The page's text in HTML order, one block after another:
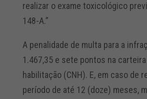
realizar o exame toxicológico
148-A.”
A penalidade de multa para a
1.467,35 e sete pontos na
habilitação (CNH). E, em caso de
período de até 12 (doze) meses,